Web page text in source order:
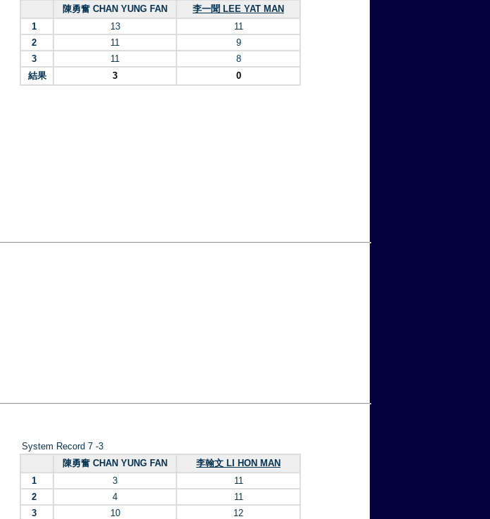
陳勇奮 CHAN YUNG FAN
李一聞 LEE YAT MAN
1
13
11
2
11
9
3
11
8
結果
3 0
System Record 7 -3
陳勇奮 CHAN YUNG FAN
李翰文 LI HON MAN
1
3
11
2
4
11
3
10
12